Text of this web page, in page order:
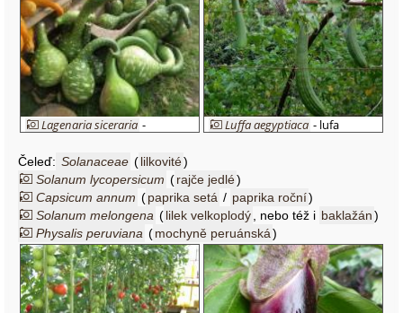
Lagenaria siceraria -
Luffa aegyptiaca - lufa
Čeleď: Solanaceae (lilkovité)
Solanum lycopersicum (rajče jedlé)
Capsicum annum (paprika setá / paprika roční)
Solanum melongena (lilek velkoplodý, nebo též i baklažán)
Physalis peruviana (mochyně peruánská)